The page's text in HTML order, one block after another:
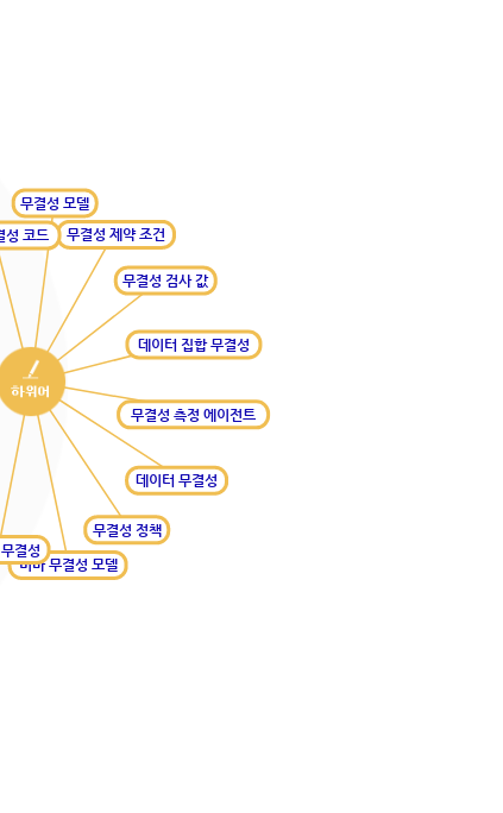
비바 무결성 모델
데이터 무결성
데이터 집합 무결성
무결성 검사 값
무결성 제약 조건
무결성 측정 에이전트
무결성 모델
무결성 정책
결성
성 코드